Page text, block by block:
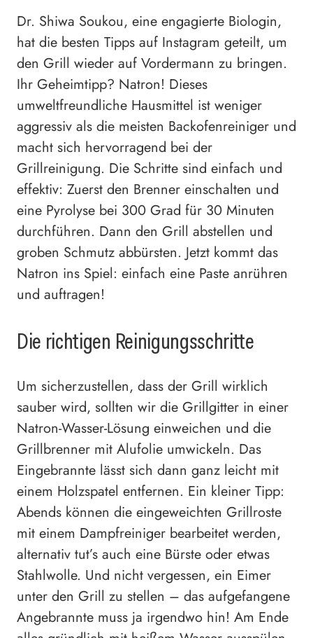
Dr. Shiwa Soukou, eine engagierte Biologin,
hat die besten Tipps auf Instagram geteilt, um
den Grill wieder auf Vordermann zu bringen.
Ihr Geheimtipp? Natron! Dieses
umweltfreundliche Hausmittel ist weniger
aggressiv als die meisten Backofenreiniger und
macht sich hervorragend bei der
Grillreinigung. Die Schritte sind einfach und
effektiv: Zuerst den Brenner einschalten und
eine Pyrolyse bei 300 Grad für 30 Minuten
durchführen. Dann den Grill abstellen und
groben Schmutz abbürsten. Jetzt kommt das
Natron ins Spiel: einfach eine Paste anrühren
und auftragen!
Die richtigen Reinigungsschritte
Um sicherzustellen, dass der Grill wirklich
sauber wird, sollten wir die Grillgitter in einer
Natron-Wasser-Lösung einweichen und die
Grillbrenner mit Alufolie umwickeln. Das
Eingebrannte lässt sich dann ganz leicht mit
einem Holzspatel entfernen. Ein kleiner Tipp:
Abends können die eingeweichten Grillroste
mit einem Dampfreiniger bearbeitet werden,
alternativ tut’s auch eine Bürste oder etwas
Stahlwolle. Und nicht vergessen, ein Eimer
unter den Grill zu stellen – das aufgefangene
Angebrannte muss ja irgendwo hin! Am Ende